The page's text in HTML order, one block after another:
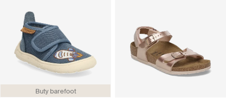
Buty barefoot